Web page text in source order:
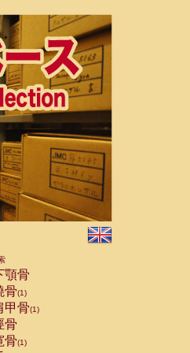
顎骨
骨(1)
甲骨(1)
骨
骨(1)